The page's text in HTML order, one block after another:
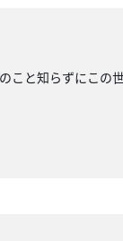
こと知らずにこの